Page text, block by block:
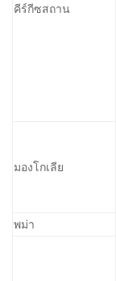
คีร์กีซสถาน
มองโกเลีย
พม่า